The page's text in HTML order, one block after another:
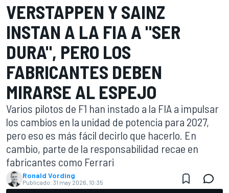
VERSTAPPEN Y SAINZ
INSTAN A LA FIA A "SER
DURA", PERO LOS
FABRICANTES DEBEN
MIRARSE AL ESPEJO
Varios pilotos de F1 han instado a la FIA a impulsar
los cambios en la unidad de potencia para 2027,
pero eso es más fácil decirlo que hacerlo. En
cambio, parte de la responsabilidad recae en
fabricantes como Ferrari
Ronald Vording
Publicado: 31 may 2026, 10:35